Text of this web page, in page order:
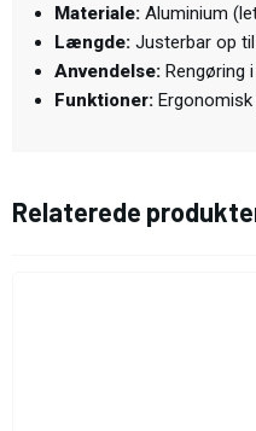
Materiale: Aluminium
Længde: Justerbar op
Anvendelse: Rengøring
Funktioner:
Relaterede